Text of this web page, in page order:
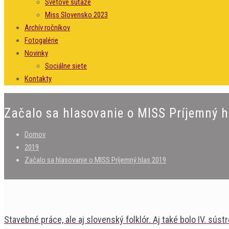
Svetové súťaže
Miss Slovensko 2023
Archív ročníkov
Fotogalérie
Novinky
Sociálne siete
Kontakty
Začalo sa hlasovanie o MISS Príjemný
Domov
2019
Začalo sa hlasovanie o MISS Príjemný hlas 2019
Stavebné práce, ale aj slovenský folklór. Aj také bolo IV.